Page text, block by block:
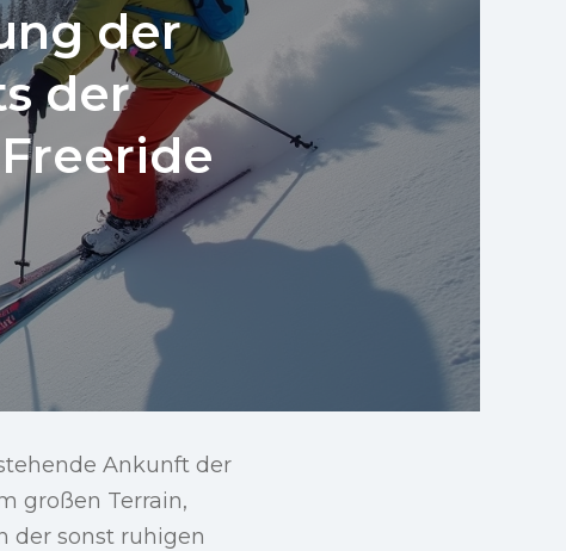
der
der
Ankunft der
großen Terrain,
der sonst ruhigen